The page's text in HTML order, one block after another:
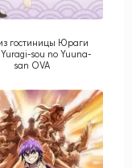
гостиницы Юраги
sou no Yuuna-
san OVA